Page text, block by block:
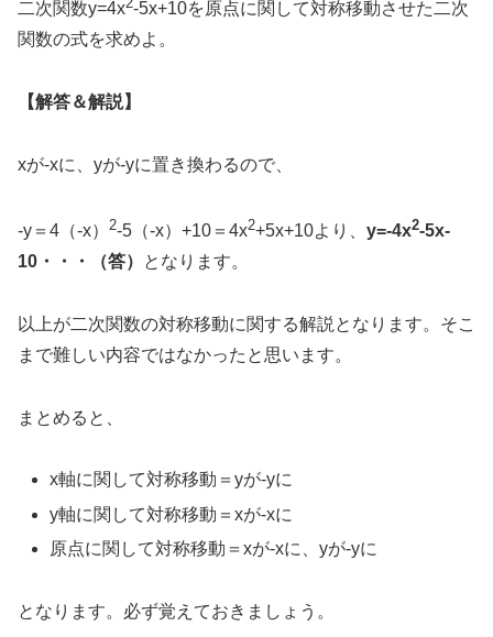
二次関数y=4x -5x+10を原点に関して対称移動させた二次
関数の式を求めよ。
【解答＆解説】
xが-xに、yが-yに置き換わるので、
-y＝4（-x） 2-5（-x）+10＝4x2+5x+10より、 y=-4x2-5x-
10・・・（答）
となります。
以上が二次関数の対称移動に関する解説となります。そこ
まで難しい内容ではなかったと思います。
まとめると、
x軸に関して対称移動＝yが-yに
y軸に関して対称移動＝xが-xに
原点に関して対称移動＝xが-xに、yが-yに
となります。必ず覚えておきましょう。